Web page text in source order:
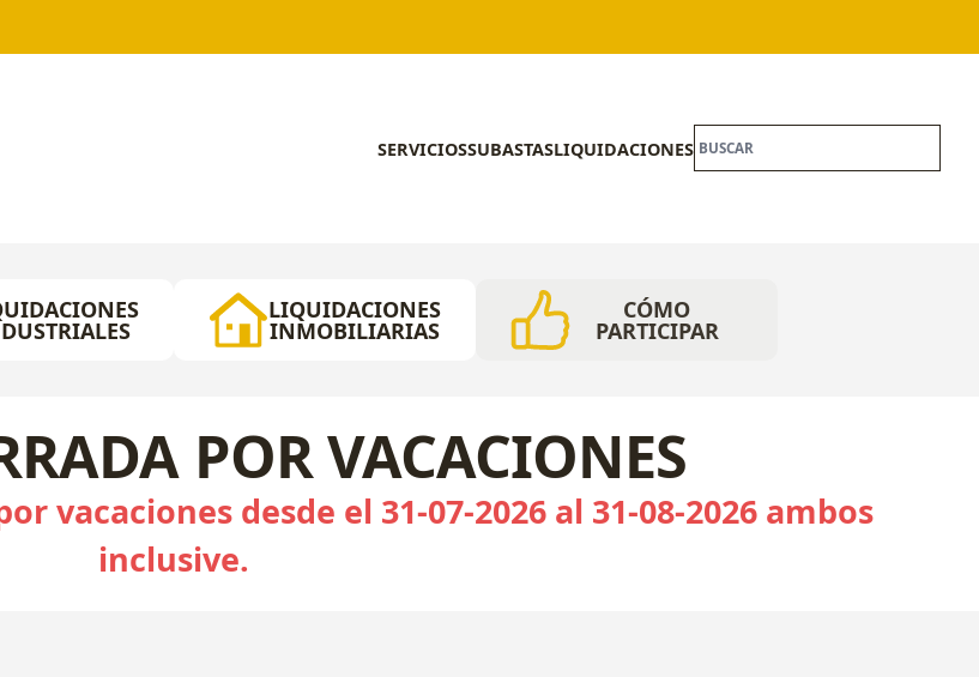
SERVICIOSSUBASTASLIQUIDACIONES
LIQUIDACIONES
INMOBILIARIAS
CÓMO
PARTICIPAR
POR VACACIONES
vacaciones desde el 31-07-2026 al 31-08-2026 ambos
inclusive.